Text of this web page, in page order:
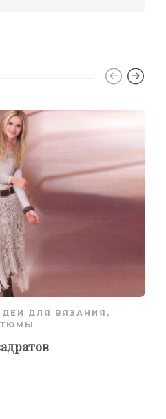
ДЛЯ ВЯЗАНИЯ ,